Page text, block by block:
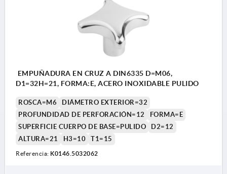
EMPUÑADURA EN CRUZ A DIN6335 D=M06,
D1=32H=21, FORMA:E, ACERO INOXIDABLE PULIDO
ROSCA=M6
DIÁMETRO EXTERIOR=32
PROFUNDIDAD DE PERFORACIÓN=12
FORMA=E
SUPERFICIE CUERPO DE BASE=PULIDO
D2=12
ALTURA=21
H3=10 T1=15
Referencia: K0146.5032062